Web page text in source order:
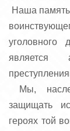
Наша
уголовного
является
Мы,
защищать
героях той